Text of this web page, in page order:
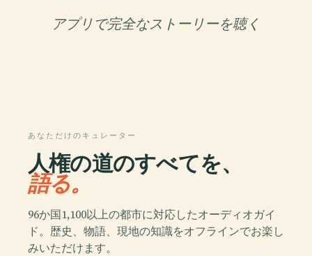
アプリで完全なストーリーを聴く
あなただけのキュレーター
人権の道のすべてを、
語る。
96か国1,100以上の都市に対応したオーディオガイ
ド。歴史、物語、現地の知識をオフラインでお楽し
みいただけます。